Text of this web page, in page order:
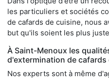
les particuliers et sociétés
de cafards de cuisine, nous
but qu'ils soient les plus
À Saint-Menoux les
d'extermination de cafards
Nos experts sont à même